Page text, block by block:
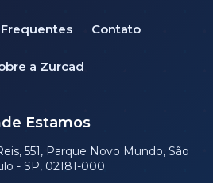
Contato
a Zurcad
Estamos
551, Parque Novo Mundo, São
- SP, 02181-000